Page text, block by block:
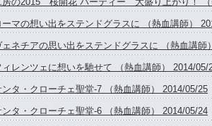
ーマの想い出をステンドグラスに （熱血講師）
ェネチアの思い出をステンドグラスに （熱血講師
ィレンツェに想いを馳せて （熱血講師） 2014/05/
ンタ・クローチェ聖堂-7 （熱血講師） 2014/05/25
ンタ・クローチェ聖堂-6 （熱血講師） 2014/05/24